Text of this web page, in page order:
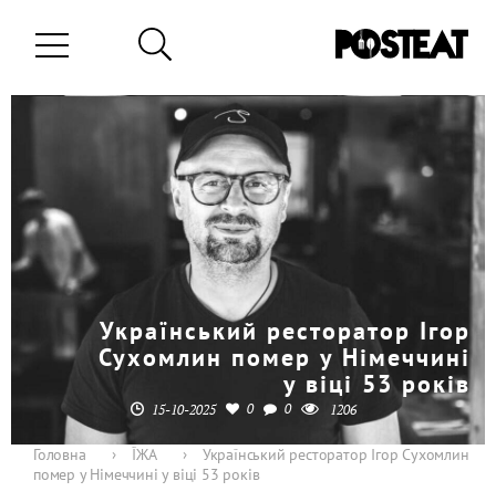
Український ресторатор Ігор
Сухомлин помер у Німеччині
у віці 53 років
15-10-2025 0 0 1206
Головна › ЇЖА ›
Український ресторатор Ігор Сухомлин
помер у Німеччині у віці 53 років